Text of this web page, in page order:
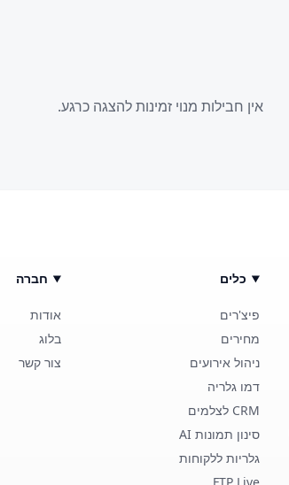
אין חבילות מנוי זמינות להצגה כרגע.
כלים
פיצ'רים
מחירים
ניהול אירועים
דמו גלריה
CRM לצלמים
סינון תמונות AI
גלריות ללקוחות
חברה
אודות
בלוג
צור קשר